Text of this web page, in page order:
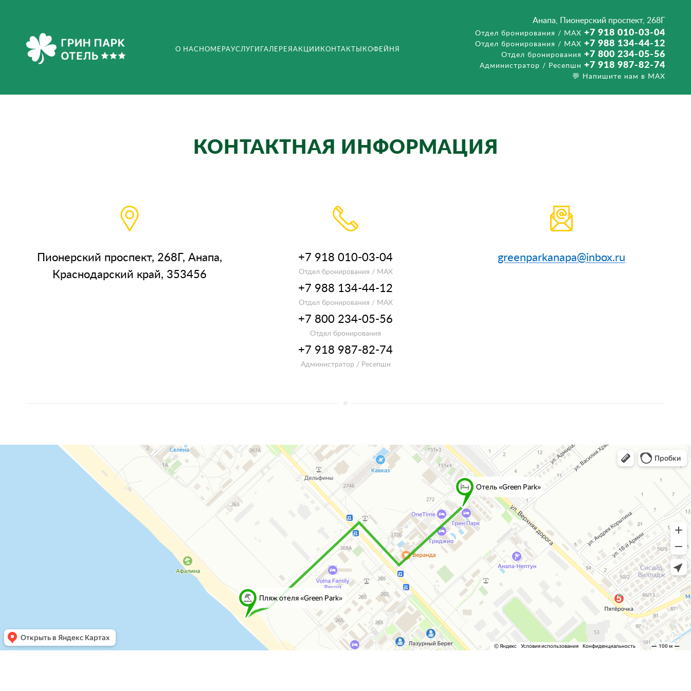
О НАС НОМЕРАУСЛУГИ ГАЛЕРЕЯАКЦИИ КОНТАКТЫ КОФЕЙНЯ
Анапа, Пионерский проспект, 268Г
Отдел бронирования / MAX +7 918 010-03-04
Отдел бронирования / MAX +7 988 134-44-12
Отдел бронирования +7 800 234-05-56
Администратор / Ресепшн +7 918 987-82-74
💬 Напишите нам в MAX
КОНТАКТНАЯ ИНФОРМАЦИЯ
Пионерский проспект, 268Г, Анапа,
Краснодарский край, 353456
+7 918 010-03-04
Отдел бронирования / MAX
+7 988 134-44-12
Отдел бронирования / MAX
+7 800 234-05-56
Отдел бронирования
+7 918 987-82-74
Администратор / Ресепшн
greenparkanapa@inbox.ru